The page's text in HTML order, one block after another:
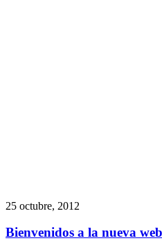
25 octubre, 2012
Bienvenidos a la nueva